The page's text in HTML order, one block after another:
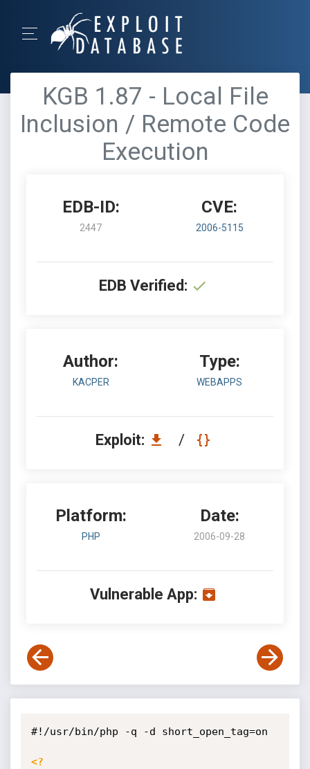
KGB 1.87 - Local File
Inclusion / Remote Code
Execution
EDB-ID:
2447
CVE:
2006-5115
EDB Verified:
Author:
KACPER
Type:
WEBAPPS
Exploit: /
Platform:
PHP
Date:
2006-09-28
Vulnerable App:
#!/usr/bin/php -q -d short_open_tag=on
<?